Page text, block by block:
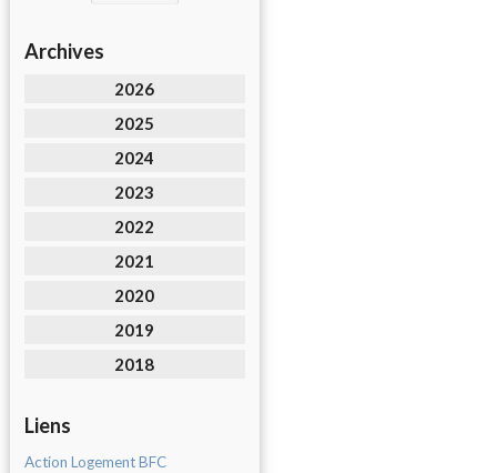
Archives
2026
2025
2024
2023
2022
2021
2020
2019
2018
Liens
Action Logement BFC